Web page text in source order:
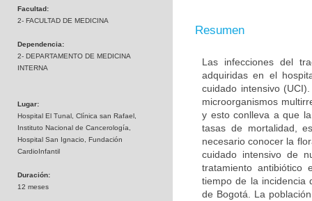
Facultad:
2- FACULTAD DE MEDICINA
Dependencia:
2- DEPARTAMENTO DE MEDICINA
INTERNA
Lugar:
Hospital El Tunal, Clínica san Rafael,
Instituto Nacional de Cancerología,
Hospital San Ignacio, Fundación
CardioInfantil
Duración:
12 meses
Resumen
Las infecciones del
adquiridas en el
cuidado intensivo
microorganismos
y esto conlleva a que
tasas de mortalidad,
necesario conocer la
cuidado intensivo de
tratamiento antibiótico
tiempo de la incidencia
de Bogotá. La